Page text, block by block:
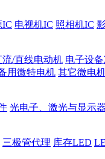
IC 电视机IC 照相机IC
流/直线电动机 电子设
用微特电机 其它微电
光电子、激光与显示
三极管代理 库存LED